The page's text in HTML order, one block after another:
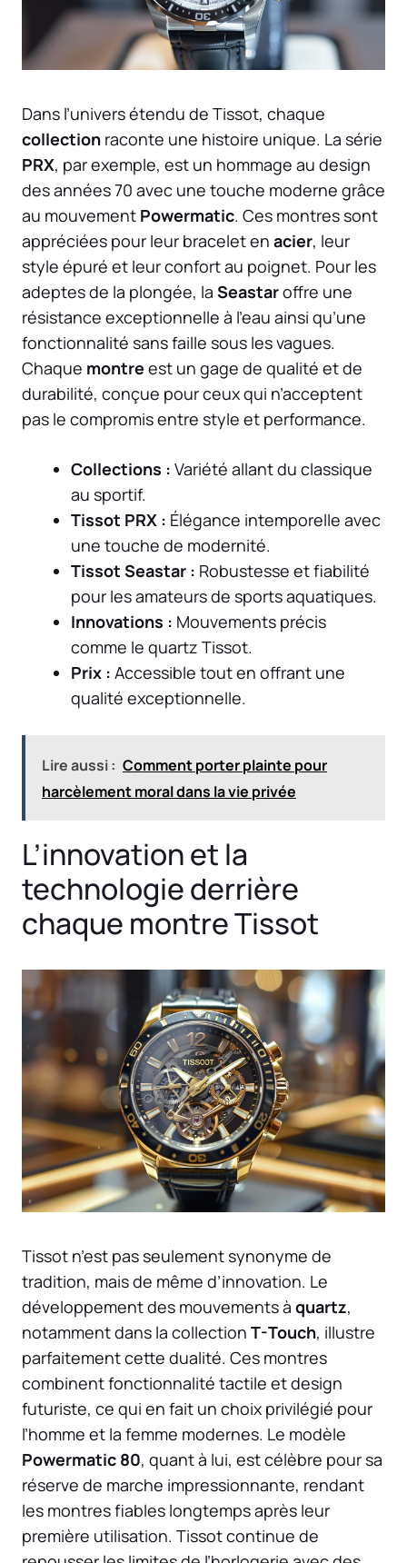
Dans l’univers étendu de Tissot, chaque
collection raconte une histoire unique. La série
PRX, par exemple, est un hommage au design
des années 70 avec une touche moderne grâce
au mouvement Powermatic. Ces montres sont
appréciées pour leur bracelet en acier, leur
style épuré et leur confort au poignet. Pour les
adeptes de la plongée, la Seastaroffre une
résistance exceptionnelle à l’eau ainsi qu’une
fonctionnalité sans faille sous les vagues.
Chaque montre est un gage de qualité et de
durabilité, conçue pour ceux qui n’acceptent
pas le compromis entre style et performance.
Collections : Variété allant du classique
au sportif.
Tissot PRX : Élégance intemporelle avec
une touche de modernité.
Tissot Seastar : Robustesse et fiabilité
pour les amateurs de sports aquatiques.
Innovations : Mouvements précis
comme le quartz Tissot.
Prix : Accessible tout en offrant une
qualité exceptionnelle.
Lire aussi : Comment porter plainte pour
harcèlement moral dans la vie privée
L’innovation et la
technologie derrière
chaque montre Tissot
Tissot n’est pas seulement synonyme de
tradition, mais de même d’innovation. Le
développement des mouvements à quartz,
notamment dans la collection T-Touch, illustre
parfaitement cette dualité. Ces montres
combinent fonctionnalité tactile et design
futuriste, ce qui en fait un choix privilégié pour
l’homme et la femme modernes. Le modèle
Powermatic 80, quant à lui, est célèbre pour sa
réserve de marche impressionnante, rendant
les montres fiables longtemps après leur
première utilisation. Tissot continue de